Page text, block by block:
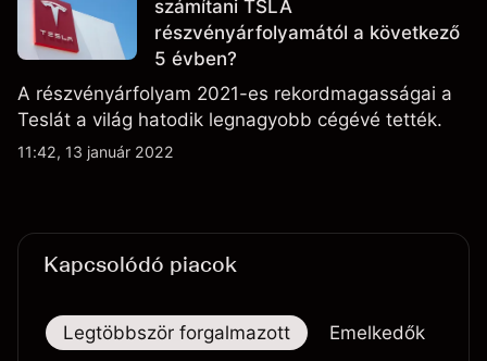
számítani TSLA
részvényárfolyamától a következő
5 évben?
A részvényárfolyam 2021-es rekordmagasságai a
Teslát a világ hatodik legnagyobb cégévé tették.
11:42, 13 január 2022
Kapcsolódó piacok
Legtöbbször forgalmazott Emelkedők